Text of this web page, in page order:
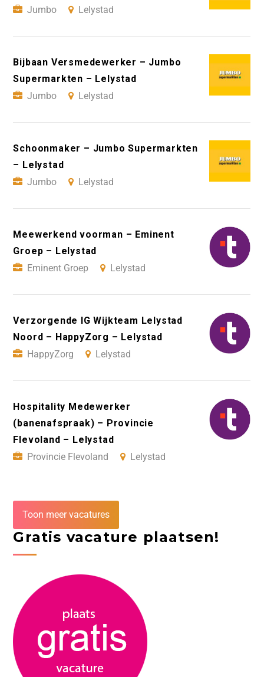
Jumbo
Lelystad
Bijbaan Versmedewerker – Jumbo
Supermarkten – Lelystad
Jumbo
Lelystad
Schoonmaker – Jumbo Supermarkten
– Lelystad
Jumbo
Lelystad
Meewerkend voorman – Eminent
Groep – Lelystad
Eminent Groep
Lelystad
Verzorgende IG Wijkteam Lelystad
Noord – HappyZorg – Lelystad
HappyZorg
Lelystad
Hospitality Medewerker
(banenafspraak) – Provincie
Flevoland – Lelystad
Provincie Flevoland
Lelystad
Toon meer vacatures
Gratis vacature plaatsen!